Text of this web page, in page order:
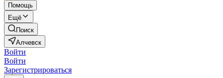
Помощь
Ещё
Поиск
Алчевск
Войти
Войти
Зарегистрироваться